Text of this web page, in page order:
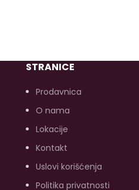
STRANICE
Prodavnica
O nama
Lokacije
Kontakt
Uslovi korišćenja
Politika privatnosti